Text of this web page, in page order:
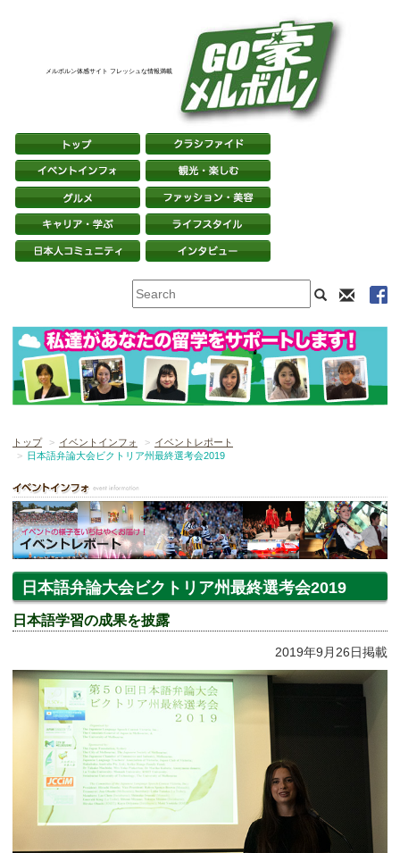
メルボルン体感サイト フレッシュな情報満載
トップ イベントインフォ
イベントレポート
日本語弁論大会ビクトリア州最終選考会2019
日本語弁論大会ビクトリア州最終選考会2019
日本語学習の成果を披露
2019年9月26日掲載